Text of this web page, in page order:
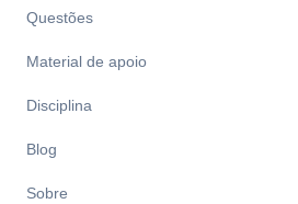
Questões
Material de apoio
Disciplina
Blog
Sobre